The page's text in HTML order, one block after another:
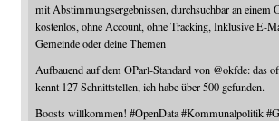
mit Abstimmungsergebnissen, durchsuchbar an einem
kostenlos, ohne Account, ohne Tracking, Inklusive E-
Gemeinde oder deine Themen
Aufbauend auf dem OParl-Standard von @okfde: das
kennt 127 Schnittstellen, ich habe über 500 gefunden.
Boosts willkommen! #OpenData #Kommunalpolitik #